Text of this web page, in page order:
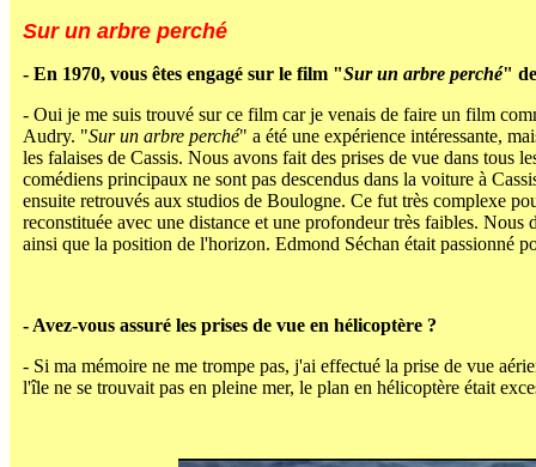
Sur un arbre perché
- En 1970, vous êtes engagé sur le film "Sur un arbre perché"
- Oui je me suis trouvé sur ce film car je venais de faire un film
Audry. "Sur un arbre perché" a été une expérience intéressante,
les falaises de Cassis. Nous avons fait des prises de vue dans tous
comédiens principaux ne sont pas descendus dans la voiture à
ensuite retrouvés aux studios de Boulogne. Ce fut très complexe
reconstituée avec une distance et une profondeur très faibles.
ainsi que la position de l'horizon. Edmond Séchan était passionné
- Avez-vous assuré les prises de vue en hélicoptère ?
- Si ma mémoire ne me trompe pas, j'ai effectué la prise de vue
l'île ne se trouvait pas en pleine mer, le plan en hélicoptère était